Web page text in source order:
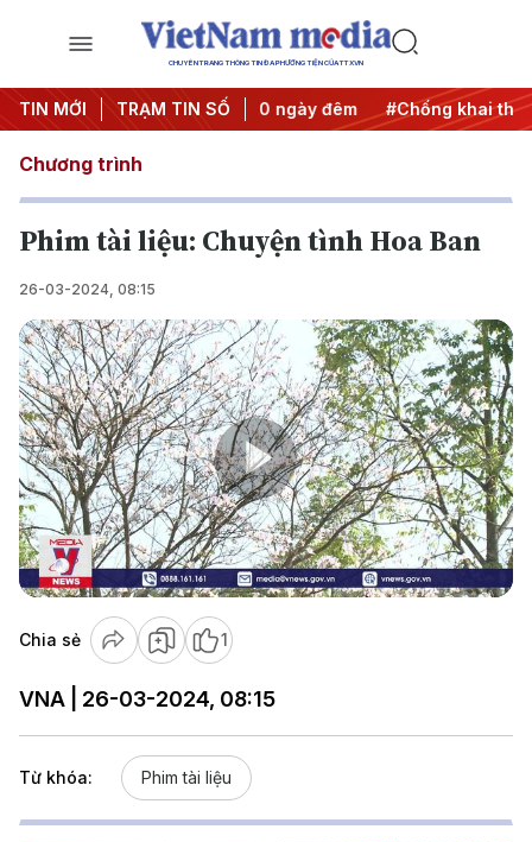
CHUYÊN TRANG THÔNG TIN ĐA PHƯƠNG TIỆN CỦA TTXVN
TIN MỚI TRẠM TIN SỐ
#Chiến dịch 500 ngày đêm #Chống khai thác IUU
Chương trình
Phim tài liệu: Chuyện tình Hoa Ban
26-03-2024, 08:15
Play
Video
Chia sẻ 1
VNA | 26-03-2024, 08:15
Từ khóa: Phim tài liệu